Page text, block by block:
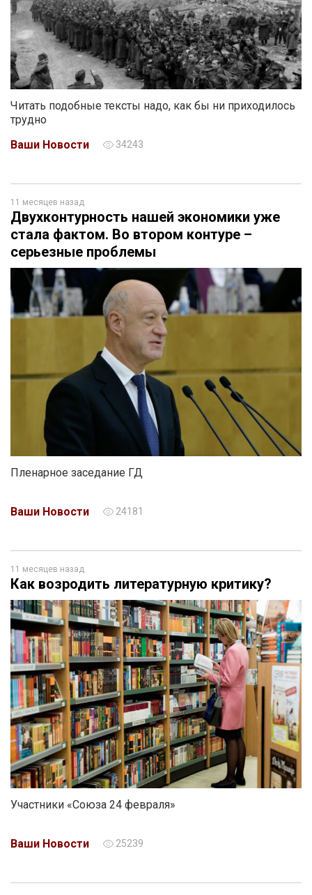
Читать подобные тексты надо, как бы ни приходилось
трудно
Ваши Новости
34243
11 месяцев назад
Двухконтурность нашей экономики уже
стала фактом. Во втором контуре –
серьезные проблемы
Пленарное заседание ГД
Ваши Новости 24181
11 месяцев назад
Как возродить литературную критику?
Участники «Союза 24 февраля»
Ваши Новости 25239